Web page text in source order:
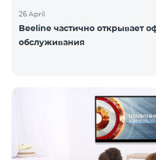
26 April
Beeline частично открывает
обслуживания